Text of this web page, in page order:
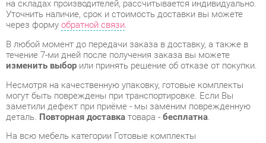
Несмотря на качественную упаковку, готовые комплекты
могут быть повреждены при транспортировке. Если Вы
заметили дефект при приёме - мы заменим поврежденную
деталь.Повторная доставка товара -бесплатна.
На всю мебель категории Готовые комплекты
года с момента приобретения.
Комплект мебели для кабинета руководителя POINTEX
Zion 04Орех- это качественное изделие производства
стандарту.